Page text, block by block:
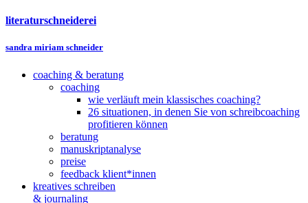
literaturschneiderei
sandra miriam schneider
coaching & beratung
coaching
wie verläuft mein klassisches coaching?
26 situationen, in denen Sie von schreibcoaching
profitieren können
beratung
manuskriptanalyse
preise
feedback klient*innen
kreatives schreiben
& journaling